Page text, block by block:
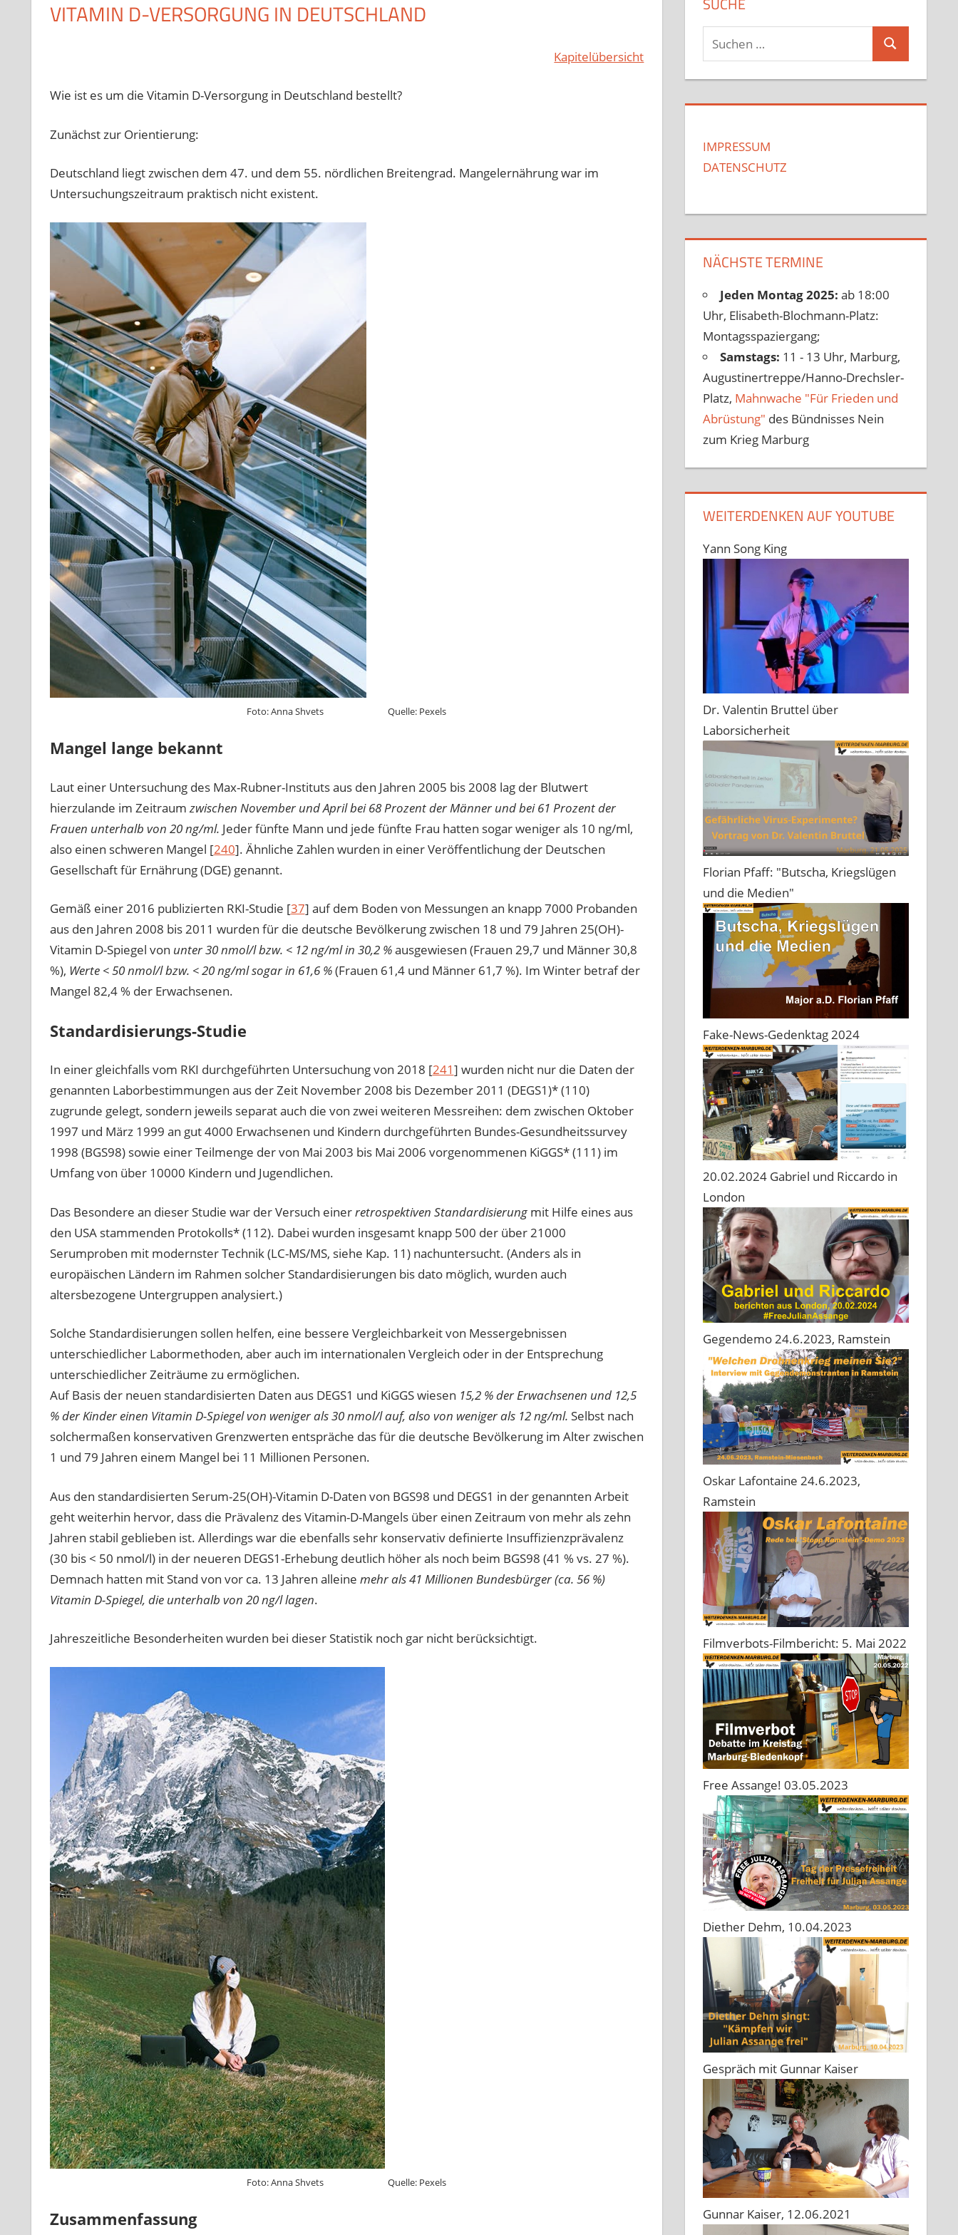
VITAMIN D-VERSORGUNG IN DEUTSCHLAND
Kapitelübersicht
Wie ist es um die Vitamin D-Versorgung in Deutschland bestellt?
Zunächst zur Orientierung:
Deutschland liegt zwischen dem 47. und dem 55. nördlichen Breitengrad. Mangelernährung war im
Untersuchungszeitraum praktisch nicht existent.
Foto: Anna Shvets Quelle: Pexels
Mangel lange bekannt
Laut einer Untersuchung des Max-Rubner-Instituts aus den Jahren 2005 bis 2008 lag der Blutwert
hierzulande im Zeitraumzwischen November und April bei 68 Prozent der Männer und bei 61 Prozent der
Frauen unterhalb von 20 ng/ml. Jeder fünfte Mann und jede fünfte Frau hatten sogar weniger als 10 ng/ml,
also einen schweren Mangel [240]. Ähnliche Zahlen wurden in einer Veröffentlichung der Deutschen
Gesellschaft für Ernährung (DGE) genannt.
Gemäß einer 2016 publizierten RKI-Studie [37] auf dem Boden von Messungen an knapp 7000 Probanden
aus den Jahren 2008 bis 2011 wurden für die deutsche Bevölkerung zwischen 18 und 79 Jahren 25(OH)-
Vitamin D-Spiegel von unter 30 nmol/l bzw. < 12 ng/ml in 30,2 %ausgewiesen (Frauen 29,7 und Männer 30,8
%), Werte < 50 nmol/l bzw. < 20 ng/ml sogar in 61,6 %(Frauen 61,4 und Männer 61,7 %). Im Winter betraf der
Mangel 82,4 % der Erwachsenen.
Standardisierungs-Studie
In einer gleichfalls vom RKI durchgeführten Untersuchung von 2018 [241] wurden nicht nur die Daten der
genannten Laborbestimmungen aus der Zeit November 2008 bis Dezember 2011 (DEGS1)* (110)
zugrunde gelegt, sondern jeweils separat auch die von zwei weiteren Messreihen: dem zwischen Oktober
1997 und März 1999 an gut 4000 Erwachsenen und Kindern durchgeführten Bundes-Gesundheitssurvey
1998 (BGS98) sowie einer Teilmenge der von Mai 2003 bis Mai 2006 vorgenommenen KiGGS* (111) im
Umfang von über 10000 Kindern und Jugendlichen.
Das Besondere an dieser Studie war der Versuch einerretrospektiven Standardisierungmit Hilfe eines aus
den USA stammenden Protokolls* (112). Dabei wurden insgesamt knapp 500 der über 21000
Serumproben mit modernster Technik (LC-MS/MS, siehe Kap. 11) nachuntersucht. (Anders als in
europäischen Ländern im Rahmen solcher Standardisierungen bis dato möglich, wurden auch
altersbezogene Untergruppen analysiert.)
Solche Standardisierungen sollen helfen, eine bessere Vergleichbarkeit von Messergebnissen
unterschiedlicher Labormethoden, aber auch im internationalen Vergleich oder in der Entsprechung
unterschiedlicher Zeiträume zu ermöglichen.
Auf Basis der neuen standardisierten Daten aus DEGS1 und KiGGS wiesen 15,2 % der Erwachsenen und 12,5
% der Kinder einen Vitamin D-Spiegel von weniger als 30 nmol/l auf, also von weniger als 12 ng/ml. Selbst nach
solchermaßen konservativen Grenzwerten entspräche das für die deutsche Bevölkerung im Alter zwischen
1 und 79 Jahren einem Mangel bei 11 Millionen Personen.
Aus den standardisierten Serum-25(OH)-Vitamin D-Daten von BGS98 und DEGS1 in der genannten Arbeit
geht weiterhin hervor, dass die Prävalenz des Vitamin-D-Mangels über einen Zeitraum von mehr als zehn
Jahren stabil geblieben ist. Allerdings war die ebenfalls sehr konservativ definierte Insuffizienzprävalenz
(30 bis < 50 nmol/l) in der neueren DEGS1-Erhebung deutlich höher als noch beim BGS98 (41 % vs. 27 %).
Demnach hatten mit Stand von vor ca. 13 Jahren alleine mehr als 41 Millionen Bundesbürger (ca. 56 %)
Vitamin D-Spiegel, die unterhalb von 20 ng/l lagen.
Jahreszeitliche Besonderheiten wurden bei dieser Statistik noch gar nicht berücksichtigt.
Foto: Anna Shvets Quelle: Pexels
Zusammenfassung
Suchen
nach:
Suchen
IMPRESSUM
DATENSCHUTZ
NÄCHSTE TERMINE
Jeden Montag 2025:ab 18:00
Uhr, Elisabeth-Blochmann-Platz:
Montagsspaziergang;
Samstags: 11 - 13 Uhr, Marburg,
Augustinertreppe/Hanno-Drechsler-
Platz, Mahnwache "Für Frieden und
Abrüstung" des Bündnisses Nein
zum Krieg Marburg
WEITERDENKEN AUF YOUTUBE
Yann Song King
Dr. Valentin Bruttel über
Laborsicherheit
Florian Pfaff: "Butscha, Kriegslügen
und die Medien"
Fake-News-Gedenktag 2024
20.02.2024 Gabriel und Riccardo in
London
Gegendemo 24.6.2023, Ramstein
Oskar Lafontaine 24.6.2023,
Ramstein
Filmverbots-Filmbericht: 5. Mai 2022
Free Assange! 03.05.2023
Diether Dehm, 10.04.2023
Gespräch mit Gunnar Kaiser
Gunnar Kaiser, 12.06.2021